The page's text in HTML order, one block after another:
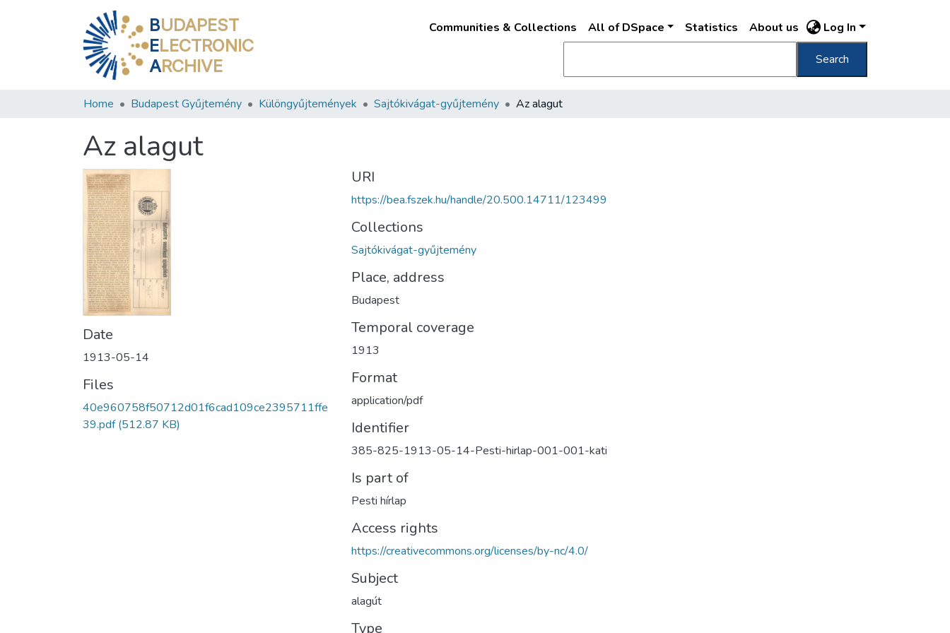
BUDAPEST
ELECTRONIC
ARCHIVE
Communities & Collections All of DSpace Statistics About us Log In
Search
Home Budapest Gyűjtemény Különgyűjtemények Sajtókivágat-gyűjtemény Az alagut
Az alagut
Date
1913-05-14
Files
40e960758f50712d01f6cad109ce2395711ffe
39.pdf(512.87 KB)
URI
https://bea.fszek.hu/handle/20.500.14711/123499
Collections
Sajtókivágat-gyűjtemény
Place, address
Budapest
Temporal coverage
1913
Format
application/pdf
Identifier
385-825-1913-05-14-Pesti-hirlap-001-001-kati
Is part of
Pesti hírlap
Access rights
https://creativecommons.org/licenses/by-nc/4.0/
Subject
alagút
Type